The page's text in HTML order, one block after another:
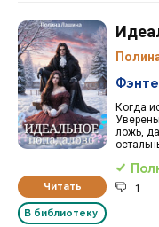
Читать
В библиотеку
Когда
ложь,
1